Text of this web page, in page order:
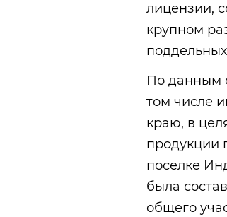
лицензии,
крупном
По данным
том числе
краю, в
продукции
поселке
была
общего